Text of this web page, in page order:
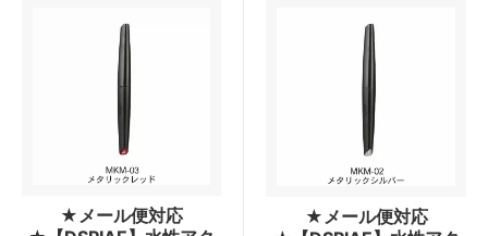
★メール便対応
★メール便対応